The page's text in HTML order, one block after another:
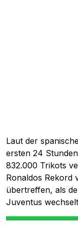
Laut der
ersten 24
832.000 Trikots
Ronaldos Rekord
übertreffen, als
Juventus